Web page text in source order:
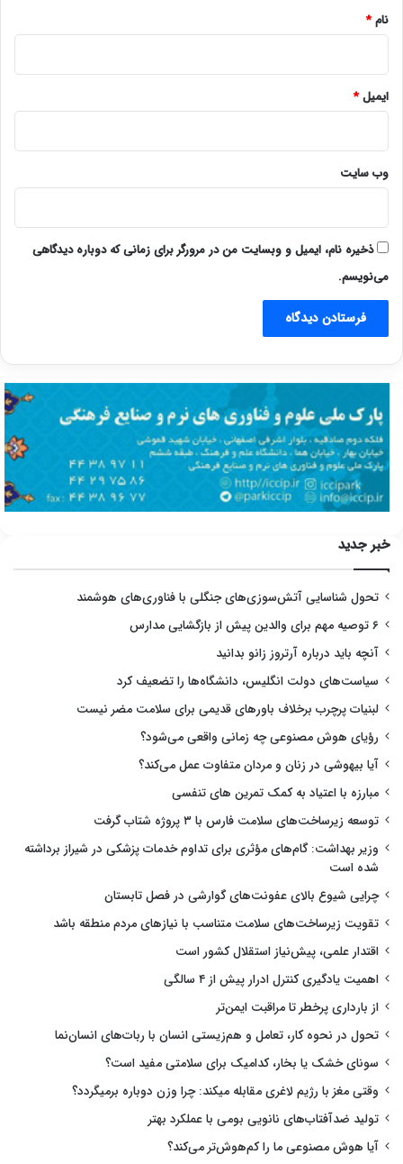
نام*
ایمیل*
وب‌ سایت
ذخیره نام، ایمیل و وبسایت من در مرورگر برای زمانی که دوباره دیدگاهی
می‌نویسم.
خبر جدید
تحول شناسایی آتش‌سوزی‌های جنگلی با فناوری‌های هوشمند
۶ توصیه مهم برای والدین پیش از بازگشایی مدارس
آنچه باید درباره آرتروز زانو بدانید
سیاست‌های دولت انگلیس، دانشگاه‌ها را تضعیف کرد
لبنیات پرچرب برخلاف باورهای قدیمی برای سلامت مضر نیست
رؤیای هوش مصنوعی چه زمانی واقعی می‌شود؟
آیا بیهوشی در زنان و مردان متفاوت عمل می‌کند؟
مبارزه با اعتیاد به کمک تمرین های تنفسی
توسعه زیرساخت‌های سلامت فارس با ۳ پروژه شتاب گرفت
وزیر بهداشت: گام‌های مؤثری برای تداوم خدمات پزشکی در شیراز برداشته
شده است
چرایی شیوع بالای عفونت‌های گوارشی در فصل تابستان
تقویت زیرساخت‌های سلامت متناسب با نیازهای مردم منطقه باشد
اقتدار علمی، پیش‌نیاز استقلال کشور است
اهمیت یادگیری کنترل ادرار پیش از ۴ سالگی
از بارداری پرخطر تا مراقبت ایمن‌تر
تحول در نحوه کار، تعامل و هم‌زیستی انسان با ربات‌های انسان‌نما
سونای خشک یا بخار، کدامیک برای سلامتی مفید است؟
وقتی مغز با رژیم لاغری مقابله میکند: چرا وزن دوباره برمیگردد؟
تولید ضدآفتاب‌های نانویی بومی با عملکرد بهتر
آیا هوش مصنوعی ما را کم‌هوش‌تر می‌کند؟